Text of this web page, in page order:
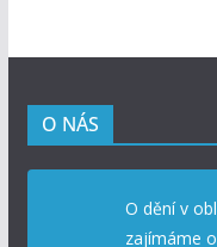
O NÁS
O dění v
zajímáme